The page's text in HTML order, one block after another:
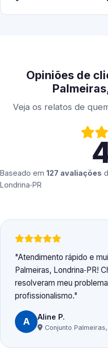
Opiniões de
Veja os relatos de
Baseado em 127 avaliações
Londrina‑PR
Atendimento rápido e
Palmeiras, Londrina‑PR!
resolveram meu
profissionalismo.
A Aline P.
Conjunto Palmeiras,